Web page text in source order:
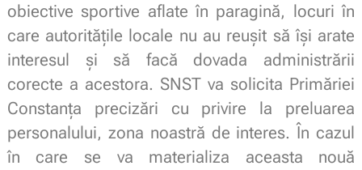
obiective sportive aflate în paragină, locuri în
care autoritățile locale nu au reușit să își arate
interesul și să facă dovada administrării
corecte a acestora. SNST va solicita Primăriei
Constanța precizări cu privire la preluarea
personalului, zona noastră de interes. În cazul
în care se va materializa aceasta nouă